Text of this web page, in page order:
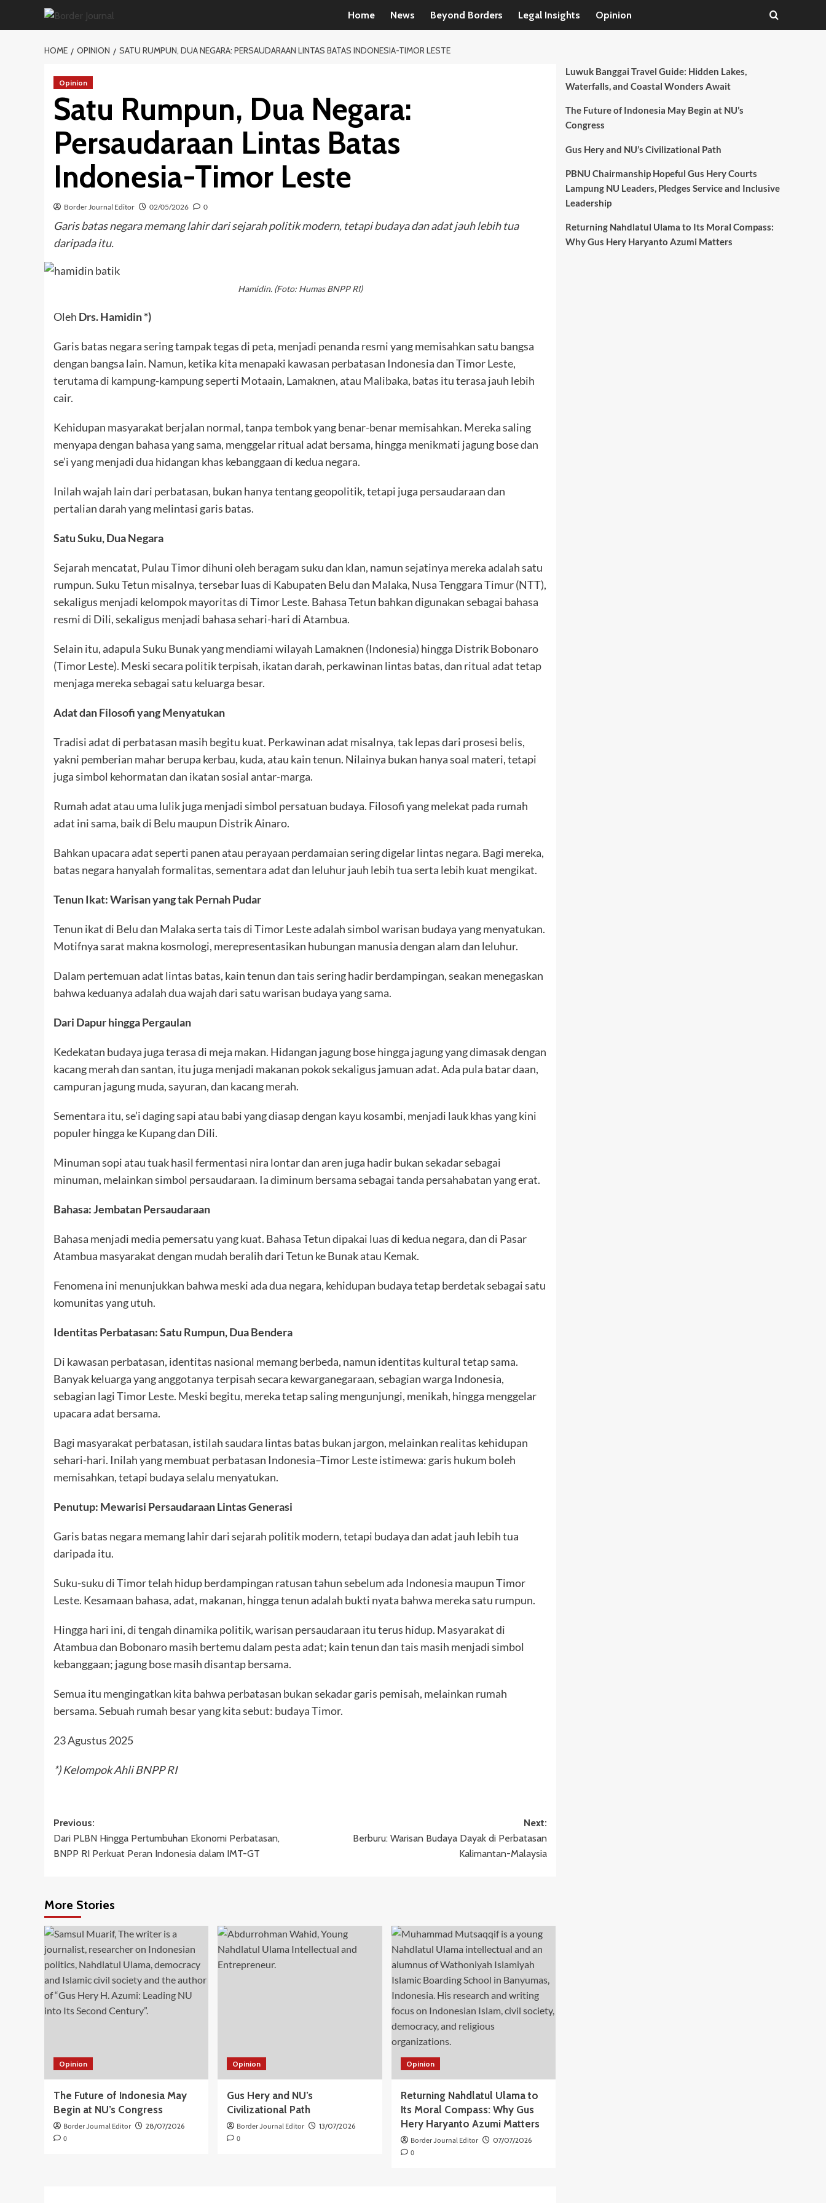
Home News Beyond Borders Legal Insights Opinion
HOME OPINION SATU RUMPUN, DUA NEGARA: PERSAUDARAAN LINTAS BATAS INDONESIA-TIMOR LESTE
Opinion
Satu Rumpun, Dua Negara:
Persaudaraan Lintas Batas
Indonesia-Timor Leste
Border Journal Editor 02/05/2026 0
Garis batas negara memang lahir dari sejarah politik modern, tetapi budaya dan adat jauh lebih tua
daripada itu.
Hamidin. (Foto: Humas BNPP RI)
Oleh Drs. Hamidin *)
Garis batas negara sering tampak tegas di peta, menjadi penanda resmi yang memisahkan satu bangsa
dengan bangsa lain. Namun, ketika kita menapaki kawasan perbatasan Indonesia dan Timor Leste,
terutama di kampung-kampung seperti Motaain, Lamaknen, atau Malibaka, batas itu terasa jauh lebih
cair.
Kehidupan masyarakat berjalan normal, tanpa tembok yang benar-benar memisahkan. Mereka saling
menyapa dengan bahasa yang sama, menggelar ritual adat bersama, hingga menikmati jagung bose dan
se’i yang menjadi dua hidangan khas kebanggaan di kedua negara.
Inilah wajah lain dari perbatasan, bukan hanya tentang geopolitik, tetapi juga persaudaraan dan
pertalian darah yang melintasi garis batas.
Satu Suku, Dua Negara
Sejarah mencatat, Pulau Timor dihuni oleh beragam suku dan klan, namun sejatinya mereka adalah satu
rumpun. Suku Tetun misalnya, tersebar luas di Kabupaten Belu dan Malaka, Nusa Tenggara Timur (NTT),
sekaligus menjadi kelompok mayoritas di Timor Leste. Bahasa Tetun bahkan digunakan sebagai bahasa
resmi di Dili, sekaligus menjadi bahasa sehari-hari di Atambua.
Selain itu, adapula Suku Bunak yang mendiami wilayah Lamaknen (Indonesia) hingga Distrik Bobonaro
(Timor Leste). Meski secara politik terpisah, ikatan darah, perkawinan lintas batas, dan ritual adat tetap
menjaga mereka sebagai satu keluarga besar.
Adat dan Filosofi yang Menyatukan
Tradisi adat di perbatasan masih begitu kuat. Perkawinan adat misalnya, tak lepas dari prosesi belis,
yakni pemberian mahar berupa kerbau, kuda, atau kain tenun. Nilainya bukan hanya soal materi, tetapi
juga simbol kehormatan dan ikatan sosial antar-marga.
Rumah adat atau uma lulik juga menjadi simbol persatuan budaya. Filosofi yang melekat pada rumah
adat ini sama, baik di Belu maupun Distrik Ainaro.
Bahkan upacara adat seperti panen atau perayaan perdamaian sering digelar lintas negara. Bagi mereka,
batas negara hanyalah formalitas, sementara adat dan leluhur jauh lebih tua serta lebih kuat mengikat.
Tenun Ikat: Warisan yang tak Pernah Pudar
Tenun ikat di Belu dan Malaka serta tais di Timor Leste adalah simbol warisan budaya yang menyatukan.
Motifnya sarat makna kosmologi, merepresentasikan hubungan manusia dengan alam dan leluhur.
Dalam pertemuan adat lintas batas, kain tenun dan tais sering hadir berdampingan, seakan menegaskan
bahwa keduanya adalah dua wajah dari satu warisan budaya yang sama.
Dari Dapur hingga Pergaulan
Kedekatan budaya juga terasa di meja makan. Hidangan jagung bose hingga jagung yang dimasak dengan
kacang merah dan santan, itu juga menjadi makanan pokok sekaligus jamuan adat. Ada pula batar daan,
campuran jagung muda, sayuran, dan kacang merah.
Sementara itu, se’i daging sapi atau babi yang diasap dengan kayu kosambi, menjadi lauk khas yang kini
populer hingga ke Kupang dan Dili.
Minuman sopi atau tuak hasil fermentasi nira lontar dan aren juga hadir bukan sekadar sebagai
minuman, melainkan simbol persaudaraan. Ia diminum bersama sebagai tanda persahabatan yang erat.
Bahasa: Jembatan Persaudaraan
Bahasa menjadi media pemersatu yang kuat. Bahasa Tetun dipakai luas di kedua negara, dan di Pasar
Atambua masyarakat dengan mudah beralih dari Tetun ke Bunak atau Kemak.
Fenomena ini menunjukkan bahwa meski ada dua negara, kehidupan budaya tetap berdetak sebagai satu
komunitas yang utuh.
Identitas Perbatasan: Satu Rumpun, Dua Bendera
Di kawasan perbatasan, identitas nasional memang berbeda, namun identitas kultural tetap sama.
Banyak keluarga yang anggotanya terpisah secara kewarganegaraan, sebagian warga Indonesia,
sebagian lagi Timor Leste. Meski begitu, mereka tetap saling mengunjungi, menikah, hingga menggelar
upacara adat bersama.
Bagi masyarakat perbatasan, istilah saudara lintas batas bukan jargon, melainkan realitas kehidupan
sehari-hari. Inilah yang membuat perbatasan Indonesia–Timor Leste istimewa: garis hukum boleh
memisahkan, tetapi budaya selalu menyatukan.
Penutup: Mewarisi Persaudaraan Lintas Generasi
Garis batas negara memang lahir dari sejarah politik modern, tetapi budaya dan adat jauh lebih tua
daripada itu.
Suku-suku di Timor telah hidup berdampingan ratusan tahun sebelum ada Indonesia maupun Timor
Leste. Kesamaan bahasa, adat, makanan, hingga tenun adalah bukti nyata bahwa mereka satu rumpun.
Hingga hari ini, di tengah dinamika politik, warisan persaudaraan itu terus hidup. Masyarakat di
Atambua dan Bobonaro masih bertemu dalam pesta adat; kain tenun dan tais masih menjadi simbol
kebanggaan; jagung bose masih disantap bersama.
Semua itu mengingatkan kita bahwa perbatasan bukan sekadar garis pemisah, melainkan rumah
bersama. Sebuah rumah besar yang kita sebut: budaya Timor.
23 Agustus 2025
*) Kelompok Ahli BNPP RI
Post
navigation
Previous:
Dari PLBN Hingga Pertumbuhan Ekonomi Perbatasan,
BNPP RI Perkuat Peran Indonesia dalam IMT-GT
Next:
Berburu: Warisan Budaya Dayak di Perbatasan
Kalimantan-Malaysia
More Stories
Opinion
The Future of Indonesia May
Begin at NU’s Congress
Border Journal Editor 28/07/2026
0
Opinion
Gus Hery and NU’s
Civilizational Path
Border Journal Editor 13/07/2026
0
Opinion
Returning Nahdlatul Ulama to
Its Moral Compass: Why Gus
Hery Haryanto Azumi Matters
Border Journal Editor 07/07/2026
0
Luwuk Banggai Travel Guide: Hidden Lakes,
Waterfalls, and Coastal Wonders Await
The Future of Indonesia May Begin at NU’s
Congress
Gus Hery and NU’s Civilizational Path
PBNU Chairmanship Hopeful Gus Hery Courts
Lampung NU Leaders, Pledges Service and Inclusive
Leadership
Returning Nahdlatul Ulama to Its Moral Compass:
Why Gus Hery Haryanto Azumi Matters